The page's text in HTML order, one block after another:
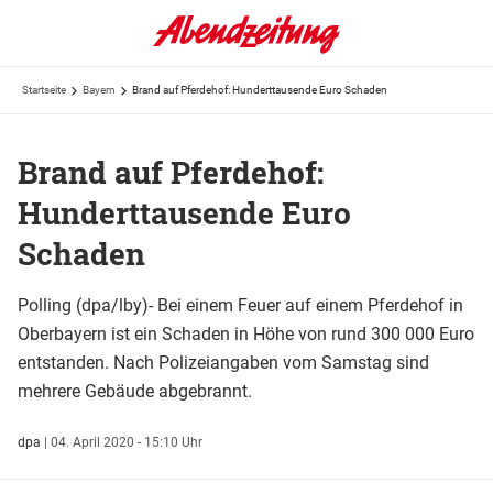
Startseite Bayern Brand auf Pferdehof: Hunderttausende Euro Schaden
Brand auf Pferdehof:
Hunderttausende Euro
Schaden
Polling (dpa/lby)- Bei einem Feuer auf einem Pferdehof in
Oberbayern ist ein Schaden in Höhe von rund 300 000 Euro
entstanden. Nach Polizeiangaben vom Samstag sind
mehrere Gebäude abgebrannt.
dpa | 04. April 2020 - 15:10 Uhr